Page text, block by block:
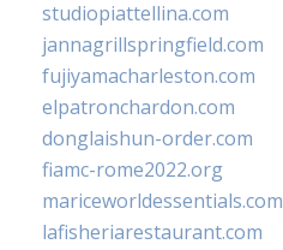
studiopiattellina.com
jannagrillspringfield.com
fujiyamacharleston.com
elpatronchardon.com
donglaishun-order.com
fiamc-rome2022.org
mariceworldessentials.com
lafisheriarestaurant.com